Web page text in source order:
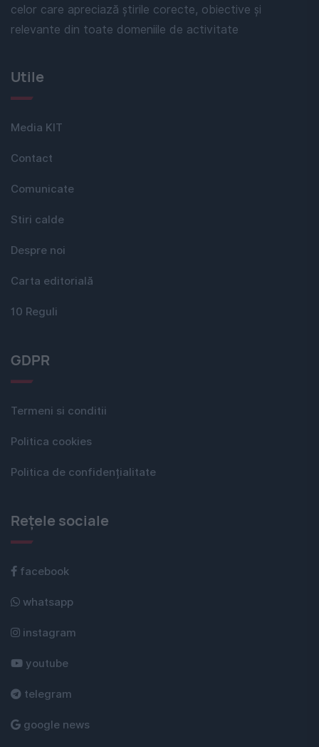
celor care apreciază știrile corecte, obiective și
relevante din toate domeniile de activitate
Utile
Media KIT
Contact
Comunicate
Stiri calde
Despre noi
Carta editorială
10 Reguli
GDPR
Termeni si conditii
Politica cookies
Politica de confidențialitate
Rețele sociale
facebook
whatsapp
instagram
youtube
telegram
google news